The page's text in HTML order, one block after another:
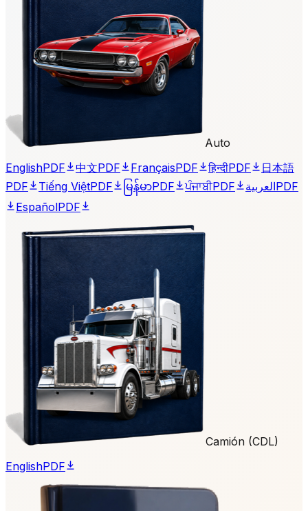
Auto
EnglishPDF 中文PDF FrançaisPDF हिन्दीPDF
日本語
PDF
Tiếng ViệtPDF မြန်မာPDF ਪੰਜਾਬੀPDF العربيةPDF
EspañolPDF
Camión (CDL)
EnglishPDF